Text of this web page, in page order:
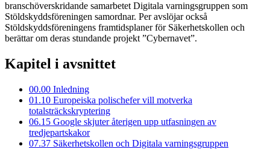
branschöverskridande samarbetet Digitala varningsgruppen som
Stöldskyddsföreningen samordnar. Per avslöjar också
Stöldskyddsföreningens framtidsplaner för Säkerhetskollen och
berättar om deras stundande projekt ”Cybernavet”.
Kapitel i avsnittet
00.00 Inledning
01.10 Europeiska polischefer vill motverka
totalsträckskryptering
06.15 Google skjuter återigen upp utfasningen av
tredjepartskakor
07.37 Säkerhetskollen och Digitala varningsgruppen